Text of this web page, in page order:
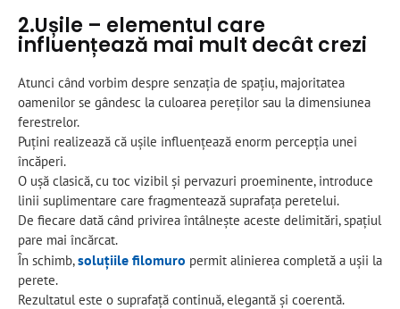
2.Ușile – elementul care
influențează mai mult decât crezi
Atunci când vorbim despre senzația de spațiu, majoritatea
oamenilor se gândesc la culoarea pereților sau la dimensiunea
ferestrelor.
Puțini realizează că ușile influențează enorm percepția unei
încăperi.
O ușă clasică, cu toc vizibil și pervazuri proeminente, introduce
linii suplimentare care fragmentează suprafața peretelui.
De fiecare dată când privirea întâlnește aceste delimitări, spațiul
pare mai încărcat.
În schimb,soluțiile filomuro permit alinierea completă a ușii la
perete.
Rezultatul este o suprafață continuă, elegantă și coerentă.